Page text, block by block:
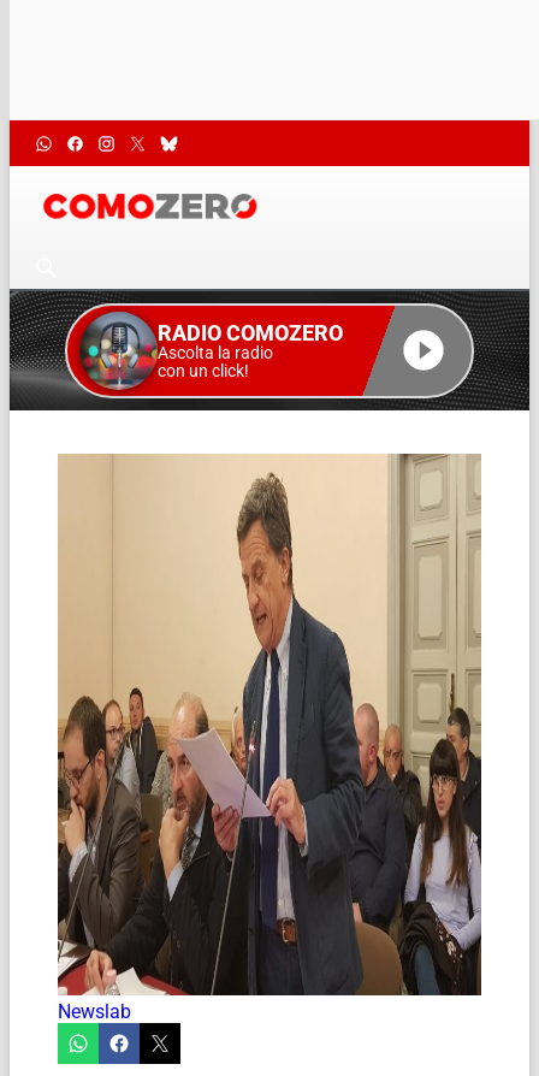
RADIO COMOZERO
Ascolta la radio
con un click!
Newslab